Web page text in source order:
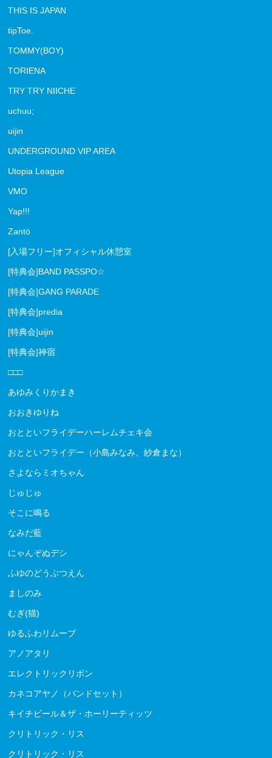
THIS IS JAPAN
tipToe.
TOMMY(BOY)
TORIENA
TRY TRY NIICHE
uchuu;
uijin
UNDERGROUND VIP AREA
Utopia League
VMO
Yap!!!
Zantö
[入場フリー]オフィシャル休憩室
[特典会]BAND PASSPO☆
[特典会]GANG PARADE
[特典会]predia
[特典会]uijin
[特典会]神宿
□□□
あゆみくりかまき
おおきゆりね
おとといフライデーハーレムチェキ会
おとといフライデー（小島みなみ、紗倉まな）
さよならミオちゃん
じゅじゅ
そこに鳴る
なみだ藍
にゃんぞぬデシ
ふゆのどうぶつえん
ましのみ
むぎ(猫)
ゆるふわリムーブ
アノアタリ
エレクトリックリボン
カネコアヤノ（バンドセット）
キイチビール＆ザ・ホーリーティッツ
クリトリック・リス
クリトリック・リス